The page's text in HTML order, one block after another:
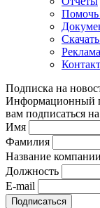
Подписка на
Информационный
вам подписаться
Имя
Фамилия
Название компании
Должность
E-mail